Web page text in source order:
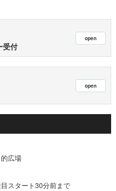
受付
広場
スタート30分前まで